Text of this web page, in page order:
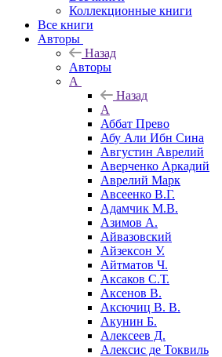
Коллекционные книги
Все книги
Авторы
Назад
Авторы
А
Назад
А
Аббат Прево
Абу Али Ибн Сина
Августин Аврелий
Аверченко Аркадий
Аврелий Марк
Авсеенко В.Г.
Адамчик М.В.
Азимов А.
Айвазовский
Айзексон У.
Айтматов Ч.
Аксаков С.Т.
Аксенов В.
Аксючиц В. В.
Акунин Б.
Алексеев Д.
Алексис де Токвиль